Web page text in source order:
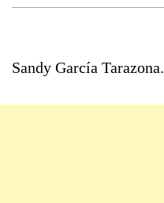
Sandy García Tarazona.